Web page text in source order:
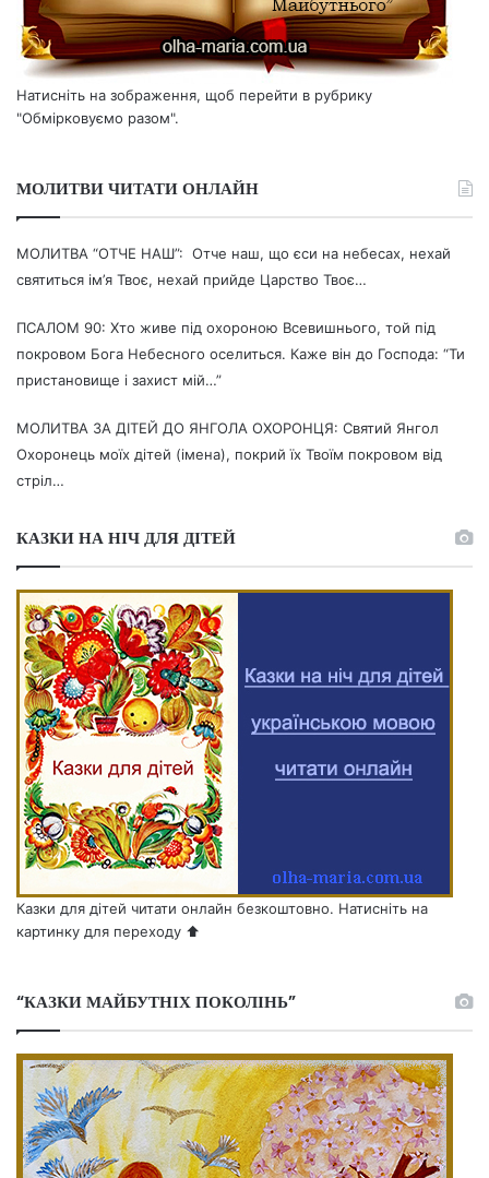
Натисніть на зображення, щоб перейти в рубрику
"Обмірковуємо разом".
МОЛИТВИ ЧИТАТИ ОНЛАЙН
МОЛИТВА “ОТЧЕ НАШ”: Отче наш, що єси на небесах, нехай
святиться ім’я Твоє, нехай прийде Царство Твоє…
ПСАЛОМ 90: Хто живе під охороною Всевишнього, той під
покровом Бога Небесного оселиться. Каже він до Господа: “Ти
пристановище і захист мій…”
МОЛИТВА ЗА ДІТЕЙ ДО ЯНГОЛА ОХОРОНЦЯ: Святий Янгол
Охоронець моїх дітей (імена), покрий їх Твоїм покровом від
стріл…
КАЗКИ НА НІЧ ДЛЯ ДІТЕЙ
Казки для дітей читати онлайн безкоштовно. Натисніть на
картинку для переходу ⬆️
“КАЗКИ МАЙБУТНІХ ПОКОЛІНЬ”